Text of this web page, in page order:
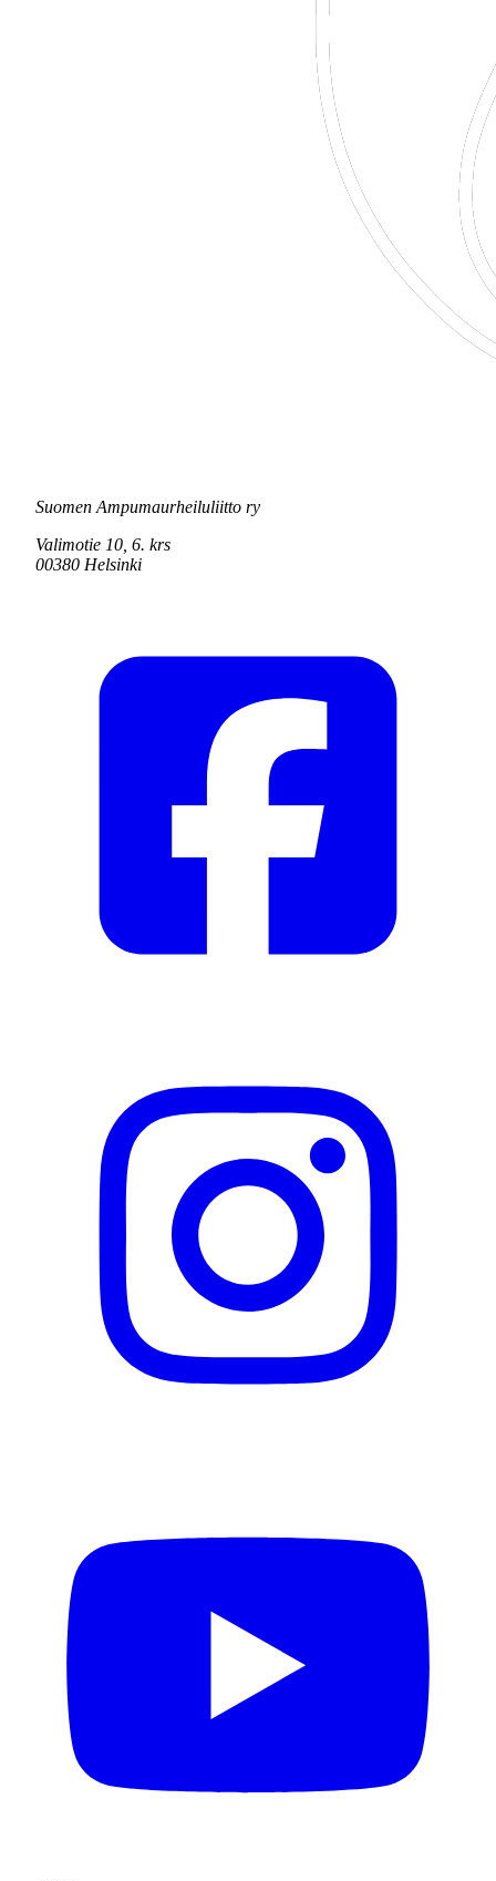
Suomen Ampumaurheiluliitto ry
Valimotie 10, 6. krs
00380 Helsinki